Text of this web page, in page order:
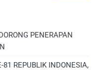
PENERAPAN
REPUBLIK INDONESIA,